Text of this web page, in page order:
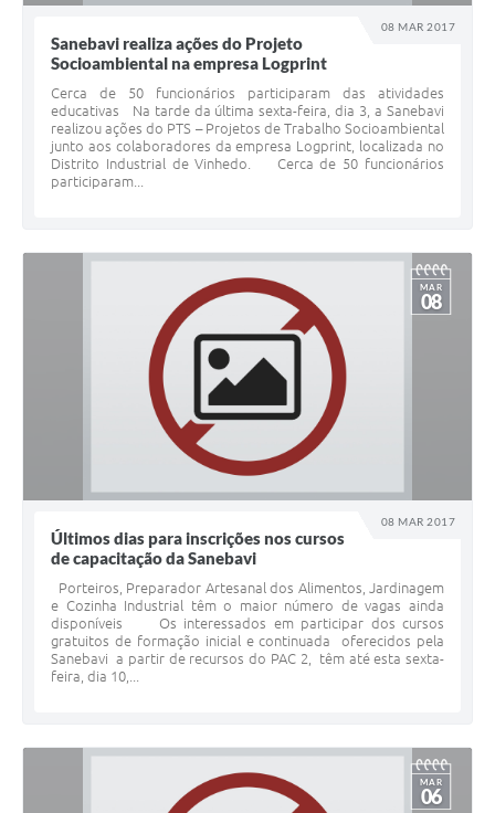
08 MAR 2017
Sanebavi realiza ações do Projeto
Socioambiental na empresa Logprint
Cerca de 50 funcionários participaram das atividades
educativas Na tarde da última sexta-feira, dia 3, a Sanebavi
realizou ações do PTS – Projetos de Trabalho Socioambiental
junto aos colaboradores da empresa Logprint, localizada no
Distrito Industrial de Vinhedo. Cerca de 50 funcionários
participaram...
08 MAR 2017
MAR
08
Últimos dias para inscrições nos cursos
de capacitação da Sanebavi
Porteiros, Preparador Artesanal dos Alimentos, Jardinagem
e Cozinha Industrial têm o maior número de vagas ainda
disponíveis Os interessados em participar dos cursos
gratuitos de formação inicial e continuada oferecidos pela
Sanebavi a partir de recursos do PAC 2, têm até esta sexta-
feira, dia 10,...
MAR
06